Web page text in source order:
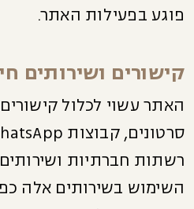
פוגע בפעילות האתר.
קישורים ושירותים
האתר עשוי לכלול
רשתות חברתיות ושירותים
השימוש בשירותים אלה